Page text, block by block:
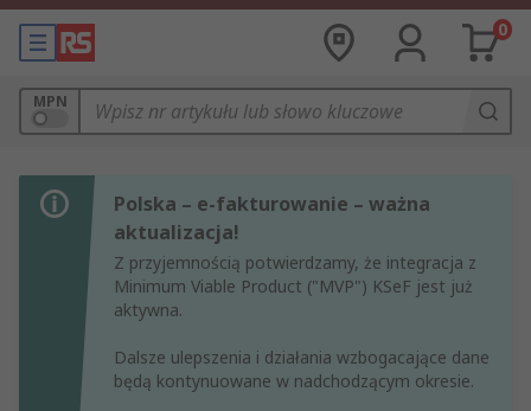
0
MPN
Polska – e-fakturowanie – ważna
aktualizacja!
Z przyjemnością potwierdzamy, że integracja z
Minimum Viable Product ("MVP") KSeF jest już
aktywna.
Dalsze ulepszenia i działania wzbogacające dane
będą kontynuowane w nadchodzącym okresie.